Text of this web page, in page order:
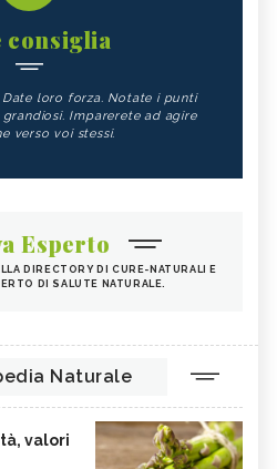
consiglia
loro forza. Notate i punti
Imparerete ad agire
verso voi stessi.
Esperto
DIRECTORY DI CURE-NATURALI E
DI SALUTE NATURALE.
Naturale
valori